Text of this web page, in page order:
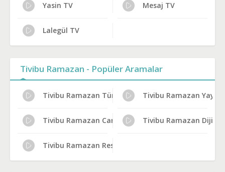
Yasin TV Mesaj TV
Lalegül TV
Tivibu Ramazan - Popüler Aramalar
Tivibu Ramazan Türksat Frekans Bilgileri
Tivibu Ramazan Yayın
Tivibu Ramazan Canlı Yayın BilgileriTivibu Ramazan
Tivibu Ramazan Resmi İzleme Yolları